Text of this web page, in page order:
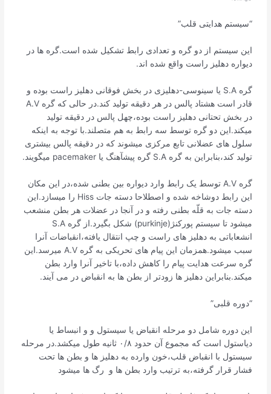
“سیستم هدایتی قلب”
این سیستم از دو گره و تعدادی رابط تشکیل شده است.گره ها در
دیواره دهلیز راست واقع شده اند.
گره S.A یا سینوسی-دهلیزی در بخش فوقانی دهلیز راست بوده و
قادر است هشتاد پالس در هر دقیقه تولید کند.در حالی که گره A.V
در بخش تحتانی دهلیز راست بوده،چهل پالس در دقیقه تولید
میکند.این دو گره توسط سه رابط به هم متصلند‌.با توجه به اینکه
سلول های عضلانی تابع مرکزی میشوند که در دقیقه پالس بیشتری
تولید کند،بنابراین به گره S.A گره پیشآهنگ یا pacemaker میگویند.
گره A.V توسط یک رابط وارد دیواره بین بطنی شده،در این مکان
این رابط دوشاخه شده و اصطلاحا دسته جات Hiss را میسازد.این
دسته جات به قلّه بطنی رفته و در آنجا در عضلات هر بطن منشعب
میشود تا سیستم پورکنژ(purkinje) شکل بگیرد.از گره S.A
انشعاباتی به دهلیز های راست و چپ انتقال یافته،انقباضات آنرا
سبب میشود‌.همزمان این پیام های تحریکی به گره A.V میرسد.این
گره سرعت هدایت پیام را کاهش داده،با تاخیر آنرا وارد بطن
میکند.بنابراین دهلیز ها زودتر از بطن ها به انقباض در می آیند.
“دوره قلبی”
این دوره شامل دو مرحله انقباض یا سیستول و و انبساط یا
دیاستول است که مجموع آن حدود ۰/۸ ثانیه طول میکشد.در مرحله
سیستول با انقباض قلب،خون وارده به دهلیز ها و بطن ها تحت
فشار قرار گرفته،به ترتیب وارد بطن ها و رگ ها میشود